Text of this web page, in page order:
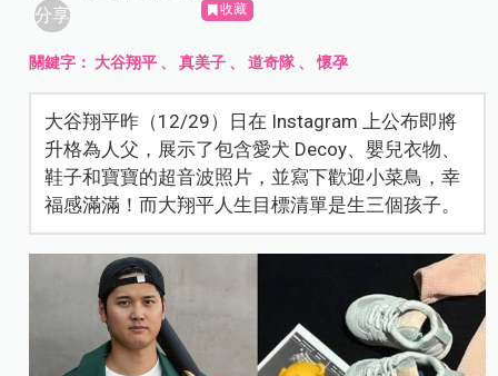
分享 收藏
關鍵字： 大谷翔平 、真美子 、道奇隊 、懷孕
大谷翔平昨（12/29）日在 Instagram 上公布即將
升格為人父，展示了包含愛犬 Decoy、嬰兒衣物、
鞋子和寶寶的超音波照片，並寫下歡迎小菜鳥，幸
福感滿滿！而大翔平人生目標清單是生三個孩子。